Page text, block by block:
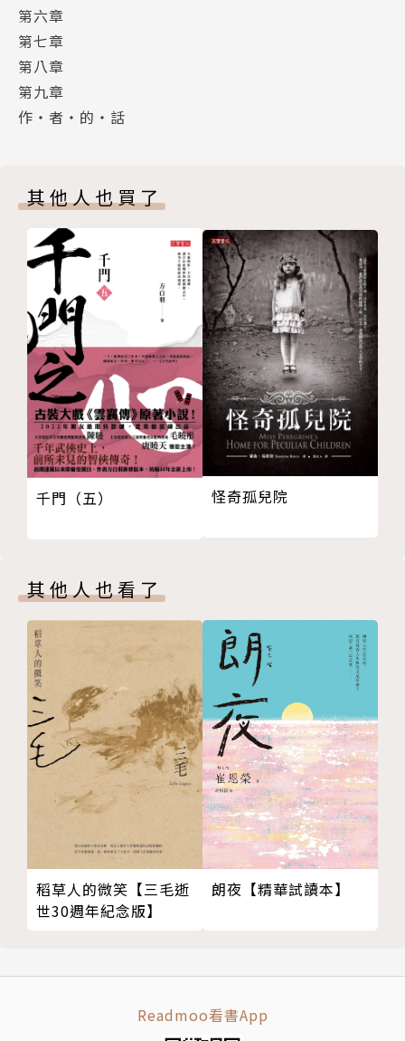
非常美麗，卻令人畏懼膽戰。
呆呆望著君心飛去的天際，殷曼的心，像是某種東西破
裂了。
她緩緩的蹲了下來，非常人類的低頭哭泣不已。
第六章
第七章
第八章
第九章
作・者・的・話
其他人也買了
千門（五） 怪奇孤兒院
其他人也看了
稻草人的微笑【三毛逝
世30週年紀念版】
朗夜【精華試讀本】
Readmoo看書App